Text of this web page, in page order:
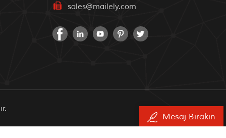
sales@mailely.com
Mesaj Bırakın